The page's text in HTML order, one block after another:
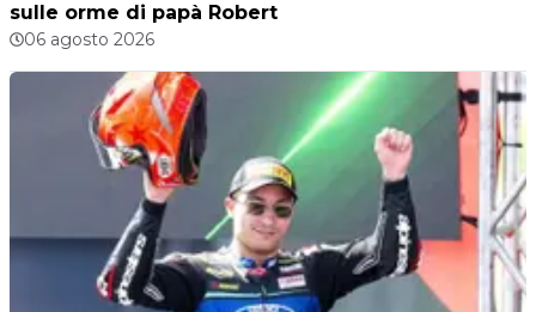
sulle orme di papà Robert
06 agosto 2026